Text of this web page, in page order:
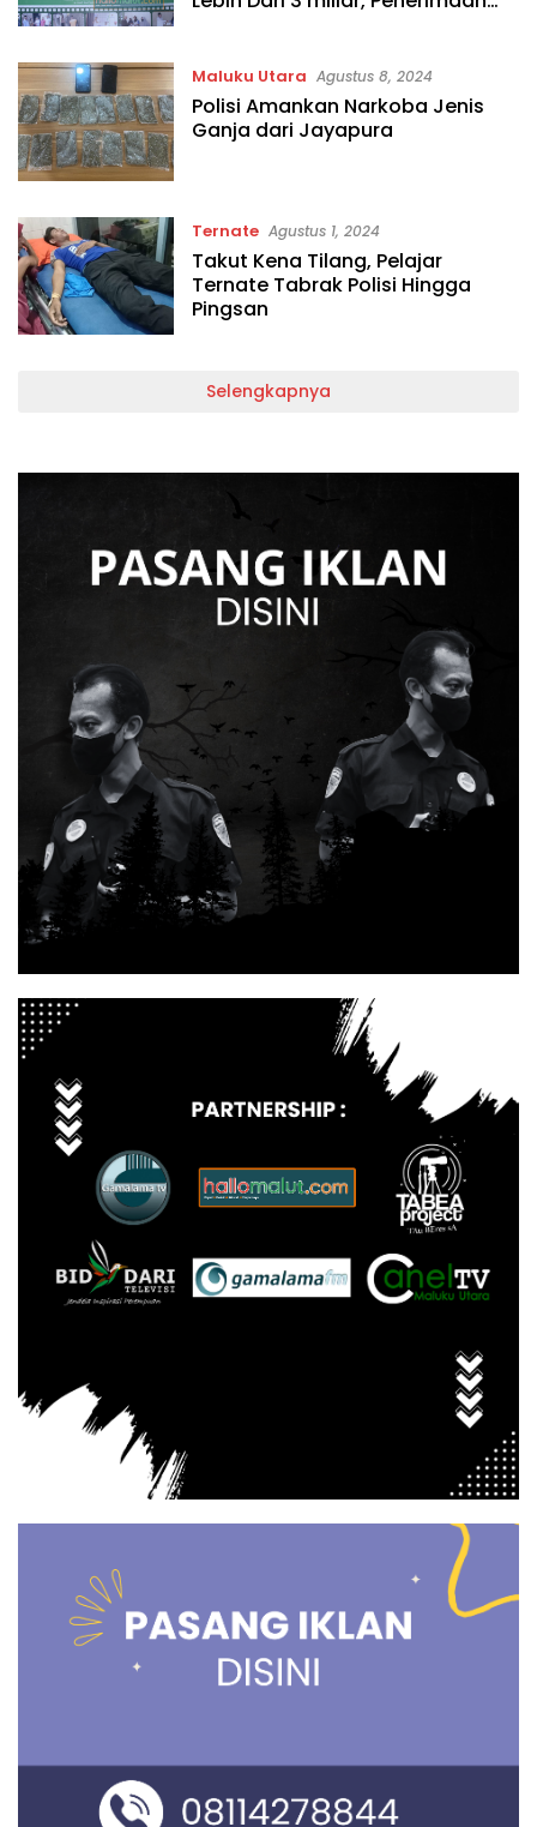
Maluku Utara Agustus 8, 2024
Polisi Amankan Narkoba Jenis
Ganja dari Jayapura
Ternate Agustus 1, 2024
Takut Kena Tilang, Pelajar
Ternate Tabrak Polisi Hingga
Pingsan
Selengkapnya